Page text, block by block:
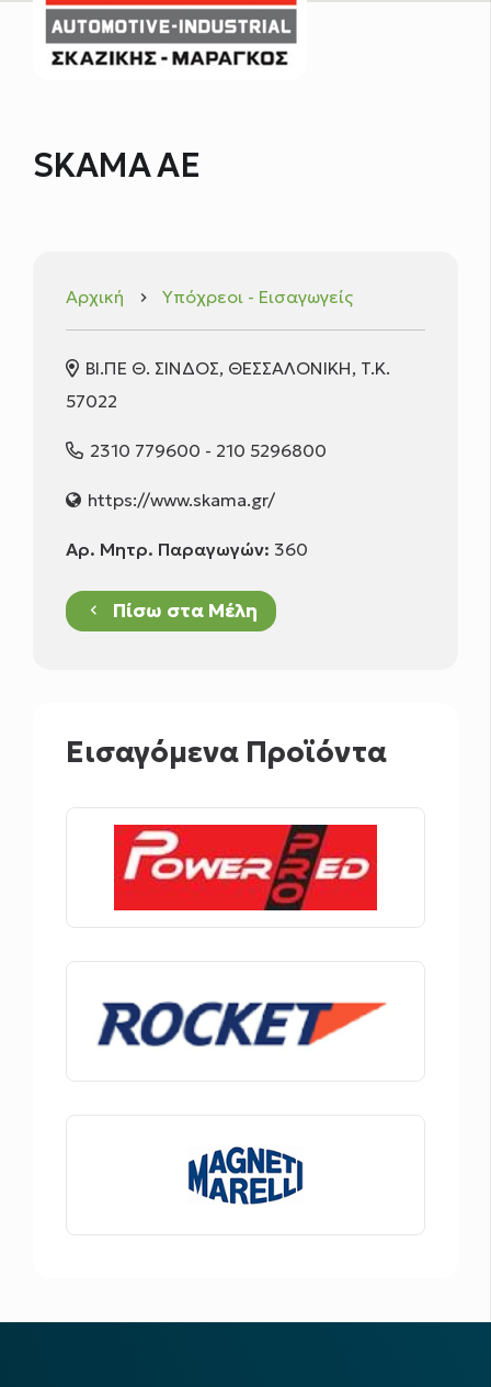
SKAMA ΑΕ
Αρχική keyboard_arrow_right Υπόχρεοι - Εισαγωγείς
ΒΙ.ΠΕ Θ. ΣΙΝΔΟΣ, ΘΕΣΣΑΛΟΝΙΚΗ, T.K.
57022
2310 779600 - 210 5296800
https://www.skama.gr/
Αρ. Μητρ. Παραγωγών: 360
keyboard_arrow_left Πίσω στα Μέλη
Εισαγόμενα Προϊόντα